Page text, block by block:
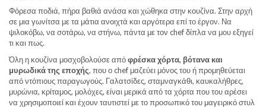
Φόρεσα ποδιά, πήρα βαθιά ανάσα και χώθηκα στην κουζίνα. Στην αρχή
σε μια γωνίτσα με τα μάτια ανοιχτά και αργότερα επί το έργον. Να
ψιλοκόβω, να σοτάρω, να στήνω, πάντα με τον chef δίπλα να μου εξηγεί
τι και πως.
Όλη η κουζίνα μοσχοβολούσε απόφρέσκα χόρτα, βότανα και
μυρωδικά της εποχής, που ο chef μαζεύει μόνος του ή προμηθεύεται
από ντόπιους παραγωγούς. Γαλατσίδες, σταμναγκάθι, καυκαλήθρες,
μυρώνια, κρίταμος, μολόχες, είναι μερικά από τα χόρτα που του αρέσει
να χρησιμοποιεί και έχουν ταυτιστεί με το προσωπικό του μαγειρικό στυλ